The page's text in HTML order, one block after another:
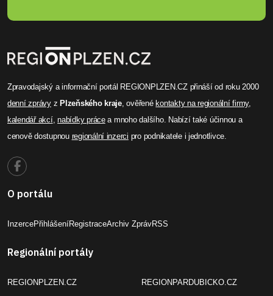
Zpravodajský a informační portál REGIONPLZEN.CZ přináší od roku 2000
denní zprávyz Plzeňského kraje, ověřené kontakty na regionální firmy,
kalendář akcí,nabídky prácea mnoho dalšího. Nabízí také účinnou a
cenově dostupnou regionální inzerci pro podnikatele i jednotlivce.
O portálu
InzercePřihlášeníRegistraceArchiv ZprávRSS
Regionální portály
REGIONPLZEN.CZ REGIONPARDUBICKO.CZ